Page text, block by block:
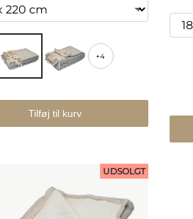
+4
Tilføj til kurv
UDSOLGT